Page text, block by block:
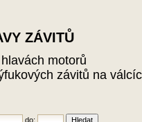
ZÁVITŮ
motorů
závitů na
do: